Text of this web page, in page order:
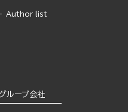
Author list
グループ会社